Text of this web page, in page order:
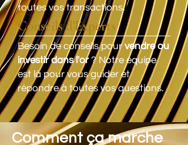
toutes vos transactions.
Conseils d'Experts
Besoin de conseils pourvendre ou
investir dans l'or? Notre équipe
est là pour vous guider et
répondre à toutes vos questions.
Comment ça marche